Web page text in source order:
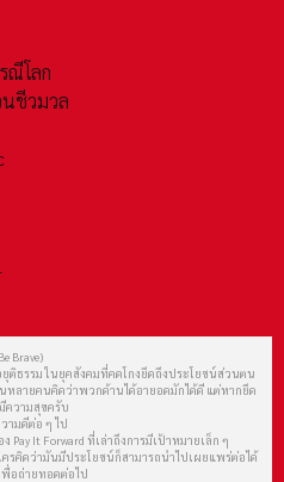
ณีโลก
นชีวมวล
Brave)
ติธรรม ในยุคสังคมที่คดโกงยึดถึงประโยชน์ส่วนตน
ลายคนคิดว่าพวกด้านได้อายอดมักได้ดี แต่หากยึด
ความสุขครับ
ามดีต่อ ๆ ไป
It Forward ที่เล่าถึงการมีเป้าหมายเล็ก ๆ
รคิดว่ามันมีประโยชน์ก็สามารถนำไปเผยแพร่ต่อได้
พื่อถ่ายทอดต่อไป